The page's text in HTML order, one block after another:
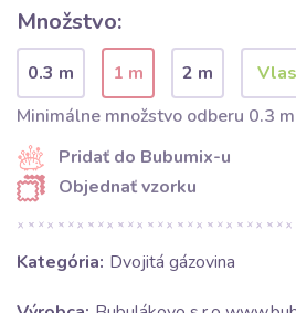
Množstvo:
0.3 m 1 m
2 m
Minimálne množstvo odberu 0.3 m
Pridať do Bubumix-u
Objednať vzorku
Kategória: Dvojitá gázovina